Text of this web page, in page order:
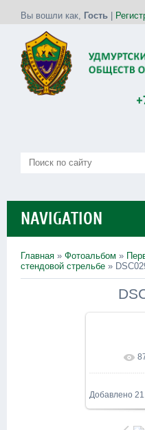
Вы вошли как, Гость
NAVIGATION
Главная » Фотоальбом »
стендовой стрельбе »
В
Добавлено